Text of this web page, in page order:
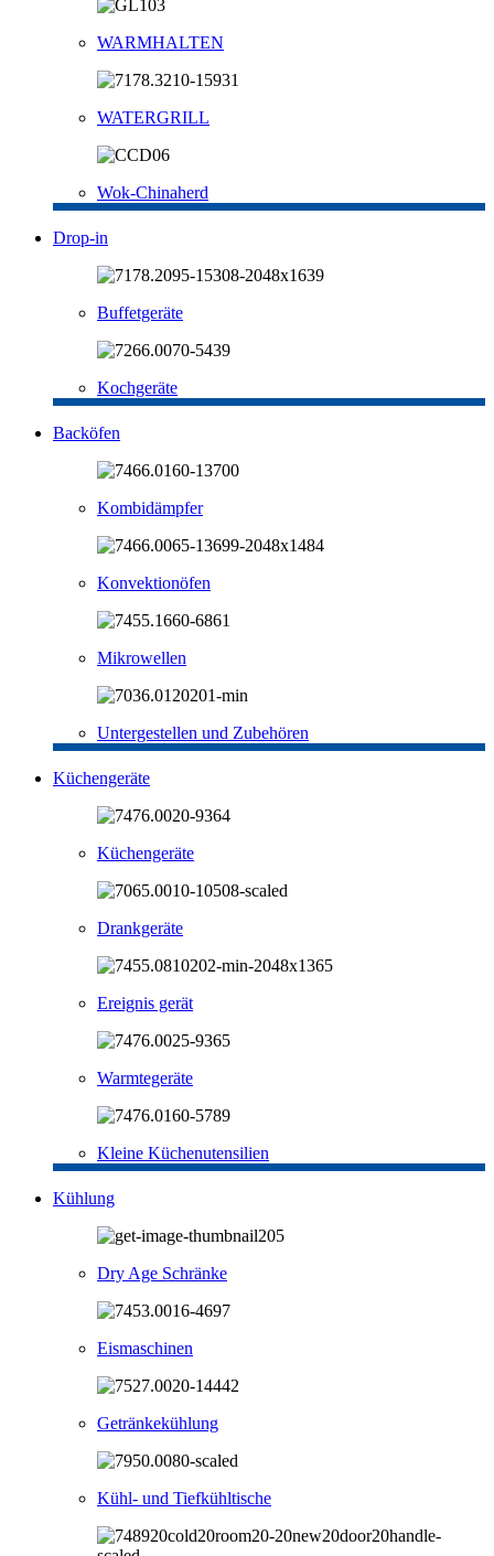
WARMHALTEN
WATERGRILL
Wok-Chinaherd
Drop-in
Buffetgeräte
Kochgeräte
Backöfen
Kombidämpfer
Konvektionöfen
Mikrowellen
Untergestellen und Zubehören
Küchengeräte
Küchengeräte
Drankgeräte
Ereignis gerät
Warmtegeräte
Kleine Küchenutensilien
Kühlung
Dry Age Schränke
Eismaschinen
Getränkekühlung
Kühl- und Tiefkühltische